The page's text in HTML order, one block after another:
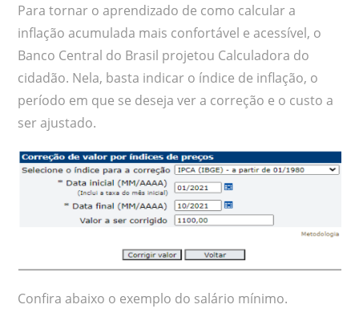
Para tornar o aprendizado de como calcular a
inflação acumulada mais confortável e acessível, o
Banco Central do Brasil projetou Calculadora do
cidadão. Nela, basta indicar o índice de inflação, o
período em que se deseja ver a correção e o custo a
ser ajustado.
Confira abaixo o exemplo do salário mínimo.